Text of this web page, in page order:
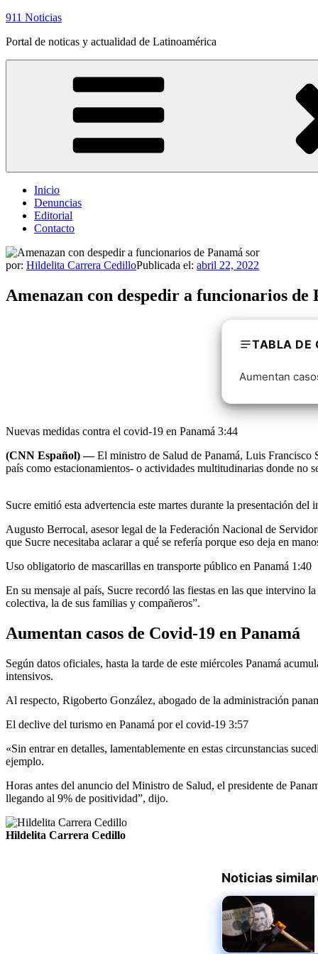
Saltar
contenido
911 Noticias
Portal de noticas y actualidad de Latinoamérica
Inicio
Denuncias
Editorial
Contacto
por: Hildelita Carrera CedilloPublicada el: abril 22, 2022
Amenazan con despedir a funcionarios de
TABLA DE
Aumentan
Nuevas medidas contra el covid-19 en Panamá 3:44
(CNN Español) —El ministro de Salud de Panamá, Luis Francisco
país como estacionamientos- o actividades multitudinarias donde no
Sucre emitió esta advertencia este martes durante la presentación
Augusto Berrocal, asesor legal de la Federación Nacional de
que Sucre necesitaba aclarar a qué se refería porque eso deja en
Uso obligatorio de mascarillas en transporte público en Panamá 1:40
En su mensaje al país, Sucre recordó las fiestas en las que intervino
colectiva, la de sus familias y compañeros”.
Aumentan casos de Covid-19 en Panamá
Según datos oficiales, hasta la tarde de este miércoles Panamá
intensivos.
Al respecto, Rigoberto González, abogado de la administración
El declive del turismo en Panamá por el covid-19 3:57
«Sin entrar en detalles, lamentablemente en estas circunstancias
ejemplo.
Horas antes del anuncio del Ministro de Salud, el presidente de
llegando al 9% de positividad”, dijo.
Hildelita Carrera Cedillo
Noticias